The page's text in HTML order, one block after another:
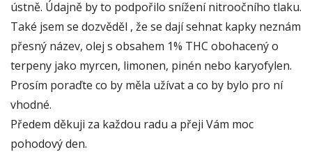
ústně. Údajně by to podpořilo snížení nitroočního tlaku.
Také jsem se dozvěděl , že se dají sehnat kapky neznám
přesný název, olej s obsahem 1% THC obohacený o
terpeny jako myrcen, limonen, pinén nebo karyofylen.
Prosím poraďte co by měla užívat a co by bylo pro ní
vhodné.
Předem děkuji za každou radu a přeji Vám moc
pohodový den.